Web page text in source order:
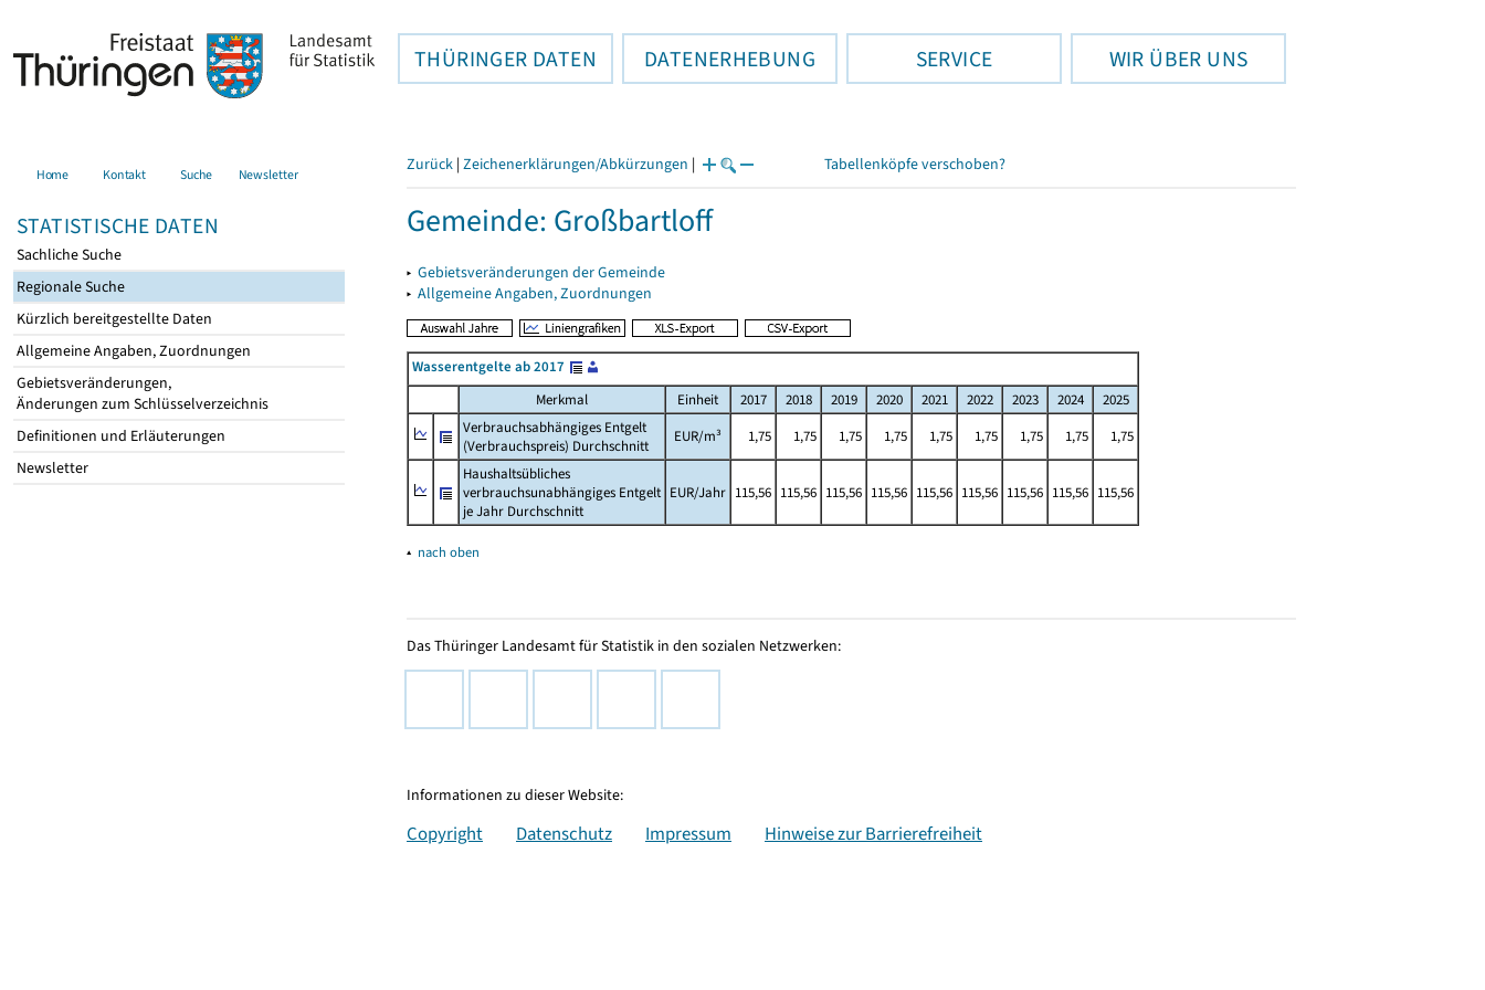
THÜRINGER DATEN DATENERHEBUNG SERVICE WIR ÜBER UNS
Home Kontakt Suche Newsletter
STATISTISCHE DATEN
Sachliche Suche
Regionale Suche
Kürzlich bereitgestellte Daten
Allgemeine Angaben, Zuordnungen
Gebietsveränderungen,
Änderungen zum Schlüsselverzeichnis
Definitionen und Erläuterungen
Newsletter
Zurück | Zeichenerklärungen/Abkürzungen | Tabellenköpfe verschoben?
Gemeinde: Großbartloff
▸ Gebietsveränderungen der Gemeinde
▸ Allgemeine Angaben, Zuordnungen
Wasserentgelte ab 2017
Merkmal
Einheit 2017 2018 2019 2020 2021 2022 2023 2024
2025
Verbrauchsabhängiges Entgelt
(Verbrauchspreis) Durchschnitt
EUR/m³ 1,75 1,75 1,75 1,75 1,75 1,75 1,75 1,75
1,75
Haushaltsübliches
verbrauchsunabhängiges Entgelt
je Jahr Durchschnitt
EUR/Jahr 115,56 115,56 115,56 115,56 115,56 115,56 115,56 115,56 115,56
▴ nach oben
Das Thüringer Landesamt für Statistik in den sozialen Netzwerken:
Informationen zu dieser Website:
Copyright Datenschutz Impressum Hinweise zur Barrierefreiheit